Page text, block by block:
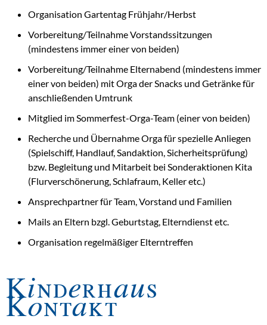
Organisation Gartentag Frühjahr/Herbst
Vorbereitung/Teilnahme Vorstandssitzungen
(mindestens immer einer von beiden)
Vorbereitung/Teilnahme Elternabend (mindestens immer
einer von beiden) mit Orga der Snacks und Getränke für
anschließenden Umtrunk
Mitglied im Sommerfest-Orga-Team (einer von beiden)
Recherche und Übernahme Orga für spezielle Anliegen
(Spielschiff, Handlauf, Sandaktion, Sicherheitsprüfung)
bzw. Begleitung und Mitarbeit bei Sonderaktionen Kita
(Flurverschönerung, Schlafraum, Keller etc.)
Ansprechpartner für Team, Vorstand und Familien
Mails an Eltern bzgl. Geburtstag, Elterndienst etc.
Organisation regelmäßiger Elterntreffen
Kinderhaus
Kontakt